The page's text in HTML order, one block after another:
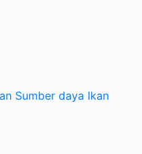
Sumber daya Ikan